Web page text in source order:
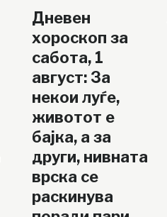
Дневен
хороскоп за
сабота, 1
август: За
некои луѓе,
животот е
бајка, а за
други, нивната
врска се
раскинува